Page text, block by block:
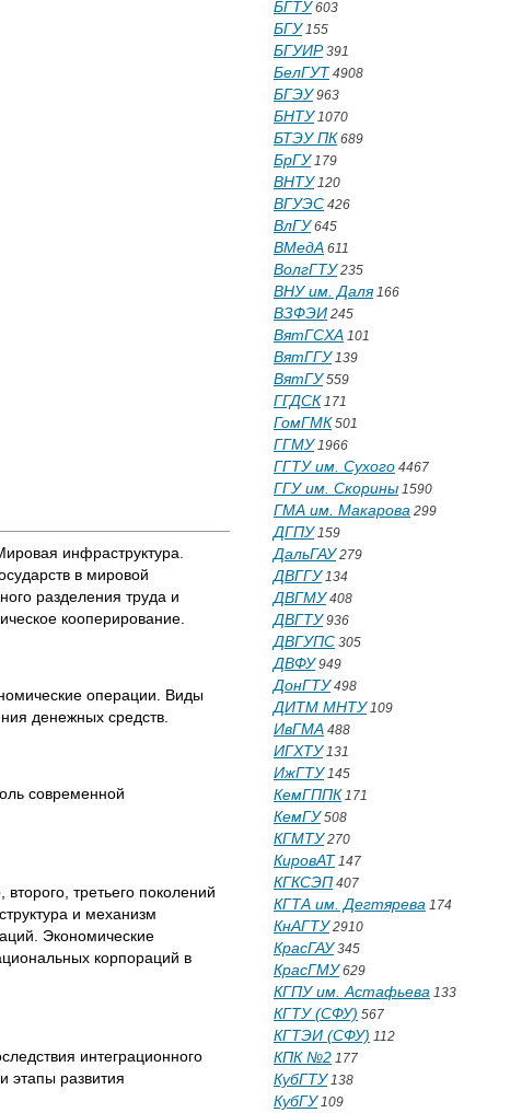
инфраструктура.
в мировой
разделения труда и
кооперирование.
операции. Виды
денежных средств.
современной
третьего поколений
и механизм
Экономические
корпораций в
интеграционного
этапы развития
БГТУ603
БГУ155
БГУИР391
БелГУТ 4908
БГЭУ963
БНТУ1070
БТЭУ ПК 689
БрГУ179
ВНТУ120
ВГУЭС 426
ВлГУ645
ВМедА 611
ВолгГТУ235
ВНУ им. Даля166
ВЗФЭИ 245
ВятГСХА 101
ВятГГУ139
ВятГУ559
ГГДСК 171
ГомГМК 501
ГГМУ1966
ГГТУ им. Сухого 4467
ГГУ им. Скорины 1590
ГМА им. Макарова 299
ДГПУ159
ДальГАУ279
ДВГГУ134
ДВГМУ408
ДВГТУ936
ДВГУПС 305
ДВФУ949
ДонГТУ498
ДИТМ МНТУ109
ИвГМА 488
ИГХТУ131
ИжГТУ145
КемГППК 171
КемГУ508
КГМТУ270
КировАТ 147
КГКСЭП 407
КГТА им. Дегтярева 174
КнАГТУ2910
КрасГАУ345
КрасГМУ629
КГПУ им. Астафьева 133
КГТУ (СФУ) 567
КГТЭИ (СФУ) 112
КПК №2 177
КубГТУ138
КубГУ109